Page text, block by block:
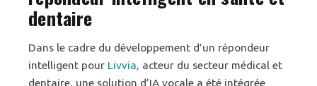
dentaire
Dans le cadre du développement d’un répondeur
intelligent pour Livvia, acteur du secteur médical et
dentaire, une solution d’IA vocale a été intégrée